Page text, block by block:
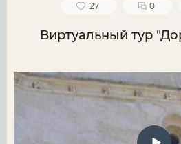
27 0
Виртуальный тур